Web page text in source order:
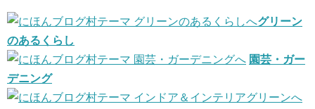
グリーン
のあるくらし
園芸・ガー
デニング